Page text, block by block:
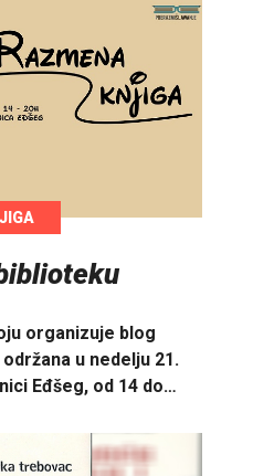
organizuje blog
u nedelju 21.
Eđšeg, od 14 do…